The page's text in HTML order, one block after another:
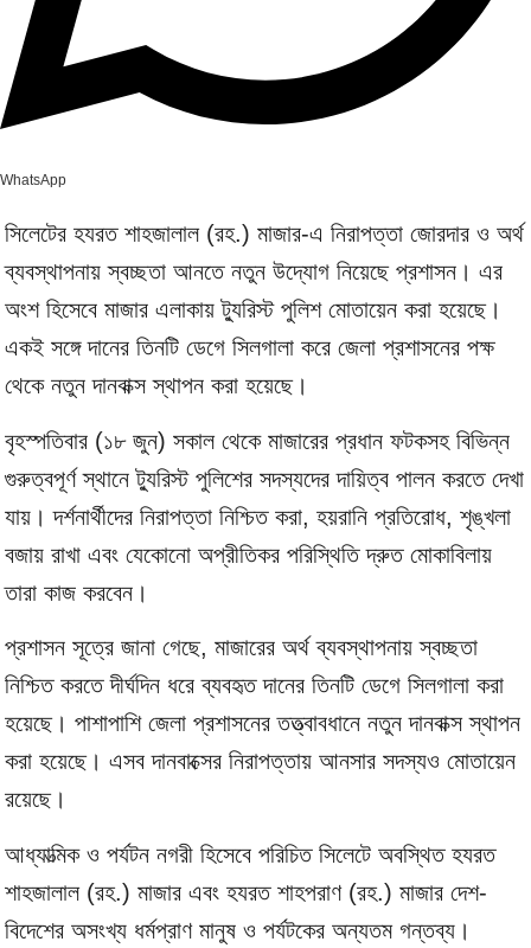
WhatsApp
সিলেটের হযরত শাহজালাল (রহ.) মাজার-এ নিরাপত্তা জোরদার ও অর্থ
ব্যবস্থাপনায় স্বচ্ছতা আনতে নতুন উদ্যোগ নিয়েছে প্রশাসন। এর
অংশ হিসেবে মাজার এলাকায় ট্যুরিস্ট পুলিশ মোতায়েন করা হয়েছে।
একই সঙ্গে দানের তিনটি ডেগে সিলগালা করে জেলা প্রশাসনের পক্ষ
থেকে নতুন দানবাক্স স্থাপন করা হয়েছে।
বৃহস্পতিবার (১৮ জুন) সকাল থেকে মাজারের প্রধান ফটকসহ বিভিন্ন
গুরুত্বপূর্ণ স্থানে ট্যুরিস্ট পুলিশের সদস্যদের দায়িত্ব পালন করতে দেখা
যায়। দর্শনার্থীদের নিরাপত্তা নিশ্চিত করা, হয়রানি প্রতিরোধ, শৃঙ্খলা
বজায় রাখা এবং যেকোনো অপ্রীতিকর পরিস্থিতি দ্রুত মোকাবিলায়
তারা কাজ করবেন।
প্রশাসন সূত্রে জানা গেছে, মাজারের অর্থ ব্যবস্থাপনায় স্বচ্ছতা
নিশ্চিত করতে দীর্ঘদিন ধরে ব্যবহৃত দানের তিনটি ডেগে সিলগালা করা
হয়েছে। পাশাপাশি জেলা প্রশাসনের তত্ত্বাবধানে নতুন দানবাক্স স্থাপন
করা হয়েছে। এসব দানবাক্সের নিরাপত্তায় আনসার সদস্যও মোতায়েন
রয়েছে।
আধ্যাত্মিক ও পর্যটন নগরী হিসেবে পরিচিত সিলেটে অবস্থিত হযরত
শাহজালাল (রহ.) মাজার এবং হযরত শাহপরাণ (রহ.) মাজার দেশ-
বিদেশের অসংখ্য ধর্মপ্রাণ মানুষ ও পর্যটকের অন্যতম গন্তব্য।